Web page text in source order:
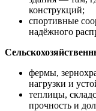
конструкций;
спортивные
надёжного
фермы,
нагрузки и
теплицы,
прочность и